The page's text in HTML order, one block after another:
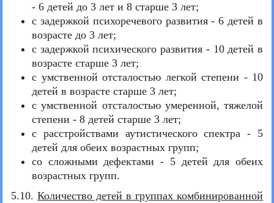
- 6 детей до 3 лет и 8 старше 3 лет;
с задержкой психоречевого развития - 6 детей в
возрасте до 3 лет;
с задержкой психического развития - 10 детей в
возрасте старше 3 лет;
с умственной отсталостью легкой степени - 10
детей в возрасте старше 3 лет;
с умственной отсталостью умеренной, тяжелой
степени - 8 детей старше 3 лет;
с расстройствами аутистического спектра - 5
детей для обеих возрастных групп;
со сложными дефектами - 5 детей для обеих
возрастных групп.
5.10. Количество детей в группах комбинированной